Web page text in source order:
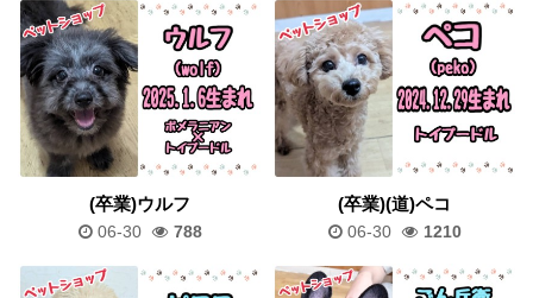
(卒業)ウルフ
06-30 788
(卒業)(道)ペコ
06-30 1210